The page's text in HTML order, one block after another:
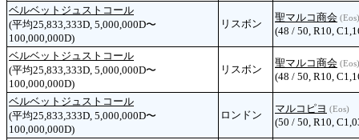
ベルベットジュストコール
(平均25,833,333D, 5,000,000D〜
100,000,000D)
リスボン
聖マルコ商会 (Eos)
(48 / 50, R10,
ベルベットジュストコール
(平均25,833,333D, 5,000,000D〜
100,000,000D)
リスボン
聖マルコ商会 (Eos)
(48 / 50, R10,
ベルベットジュストコール
(平均25,833,333D, 5,000,000D〜
100,000,000D)
ロンドン
マルコピヨ (Eos)
(50 / 50, R10,